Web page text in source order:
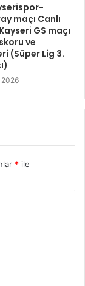
maçı Canlı
GS maçı
ve
(Süper Lig 3.
2026
* ile